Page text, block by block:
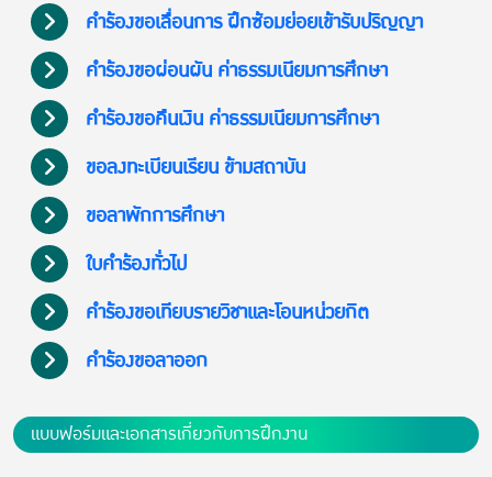
คำร้องขอเลื่อนการ ฝึกซ้อมย่อยเข้ารับปริญญา
คำร้องขอผ่อนผัน ค่าธรรมเนียมการศึกษา
คำร้องขอคืนเงิน ค่าธรรมเนียมการศึกษา
ขอลงทะเบียนเรียน ข้ามสถาบัน
ขอลาพักการศึกษา
ใบคำร้องทั่วไป
คําร้องขอเทียบรายวิชาและโอนหน่วยกิต
คำร้องขอลาออก
แบบฟอร์มและเอกสารเกี่ยวกับการฝึกงาน